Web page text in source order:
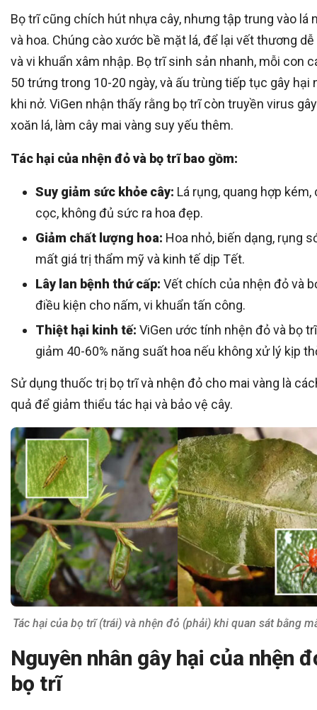
Bọ trĩ cũng chích hút nhựa cây, nhưng tập trung vào lá
và hoa. Chúng cào xước bề mặt lá, để lại vết thương
và vi khuẩn xâm nhập. Bọ trĩ sinh sản nhanh, mỗi con
50 trứng trong 10-20 ngày, và ấu trùng tiếp tục gây hại
khi nở. ViGen nhận thấy rằng bọ trĩ còn truyền virus
xoăn lá, làm cây mai vàng suy yếu thêm.
Tác hại của nhện đỏ và bọ trĩ bao gồm:
Suy giảm sức khỏe cây: Lá rụng, quang hợp kém,
cọc, không đủ sức ra hoa đẹp.
Giảm chất lượng hoa: Hoa nhỏ, biến dạng, rụng
mất giá trị thẩm mỹ và kinh tế dịp Tết.
Lây lan bệnh thứ cấp: Vết chích của nhện đỏ và
điều kiện cho nấm, vi khuẩn tấn công.
Thiệt hại kinh tế: ViGen ước tính nhện đỏ và bọ
giảm 40-60% năng suất hoa nếu không xử lý kịp
Sử dụng thuốc trị bọ trĩ và nhện đỏ cho mai vàng là
quả để giảm thiểu tác hại và bảo vệ cây.
Tác hại của bọ trĩ (trái) và nhện đỏ (phải) khi quan sát bằng
Nguyên nhân gây hại của nhện
bọ trĩ